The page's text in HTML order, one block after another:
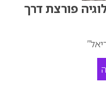
פורצת דרך